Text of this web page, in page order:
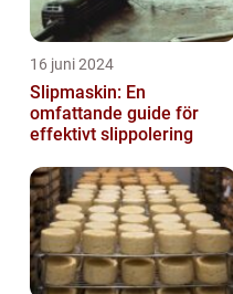
16 juni 2024
Slipmaskin: En
omfattande guide för
effektivt slippolering